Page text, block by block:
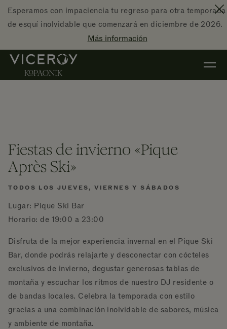
Ir al contenido principal
Esperamos con impaciencia tu regreso para otra temporada
de esquí inolvidable que comenzará en diciembre de 2026.
Más información
Fiestas de invierno «Pique
Après Ski»
TODOS LOS JUEVES, VIERNES Y SÁBADOS
Lugar: Pique Ski Bar
Horario: de 19:00 a 23:00
Disfruta de la mejor experiencia invernal en el Pique Ski
Bar, donde podrás relajarte y desconectar con cócteles
exclusivos de invierno, degustar generosas tablas de
montaña y escuchar los ritmos de nuestro DJ residente o
de bandas locales. Celebra la temporada con estilo
gracias a una combinación inolvidable de sabores, música
y ambiente de montaña.